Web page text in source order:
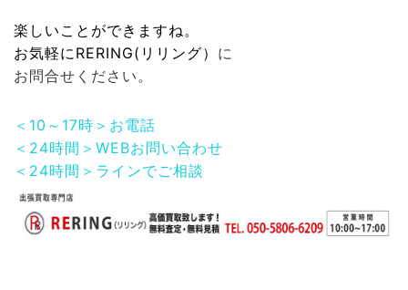
楽しいことができますね。
お気軽にRERING(リリング） に
お問合せください。
＜10～17時＞お電話
＜24時間＞WEBお問い合わせ
＜24時間＞ラインでご相談